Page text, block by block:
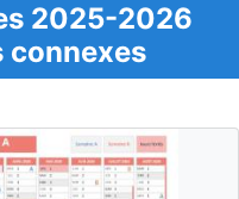
2025-2026
connexes